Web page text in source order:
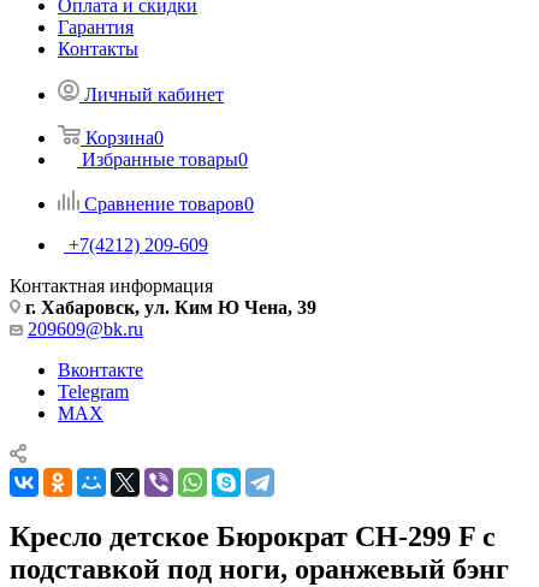
Оплата и скидки
Гарантия
Контакты
Личный кабинет
Корзина0
Избранные товары0
Сравнение товаров0
+7(4212) 209-609
Контактная информация
г. Хабаровск, ул. Ким Ю Чена, 39
209609@bk.ru
Вконтакте
Telegram
MAX
Кресло детское Бюрократ CH-299 F с
подставкой под ноги, оранжевый бэнг